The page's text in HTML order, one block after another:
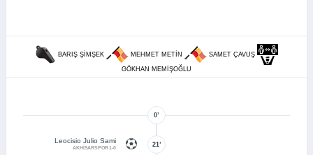
BARIŞ ŞIMŞEK MEHMET METIN SAMET ÇAVUŞ
GÖKHAN MEMIŞOĞLU
0’
Leocisio Julio Sami
AKHİSARSPOR 1-0 21’